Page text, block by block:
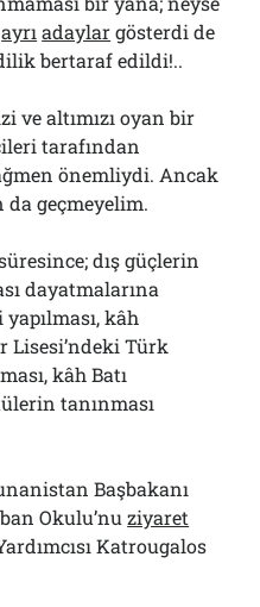
ayrı adaylargösterdi de
bertaraf edildi!..
ve altımızı oyan bir
tarafından
önemliydi. Ancak
da geçmeyelim.
dış güçlerin
dayatmalarına
kâh
Lisesi’ndeki Türk
kâh Batı
tanınması
Başbakanı
Okulu’nuziyaret
Katrougalos